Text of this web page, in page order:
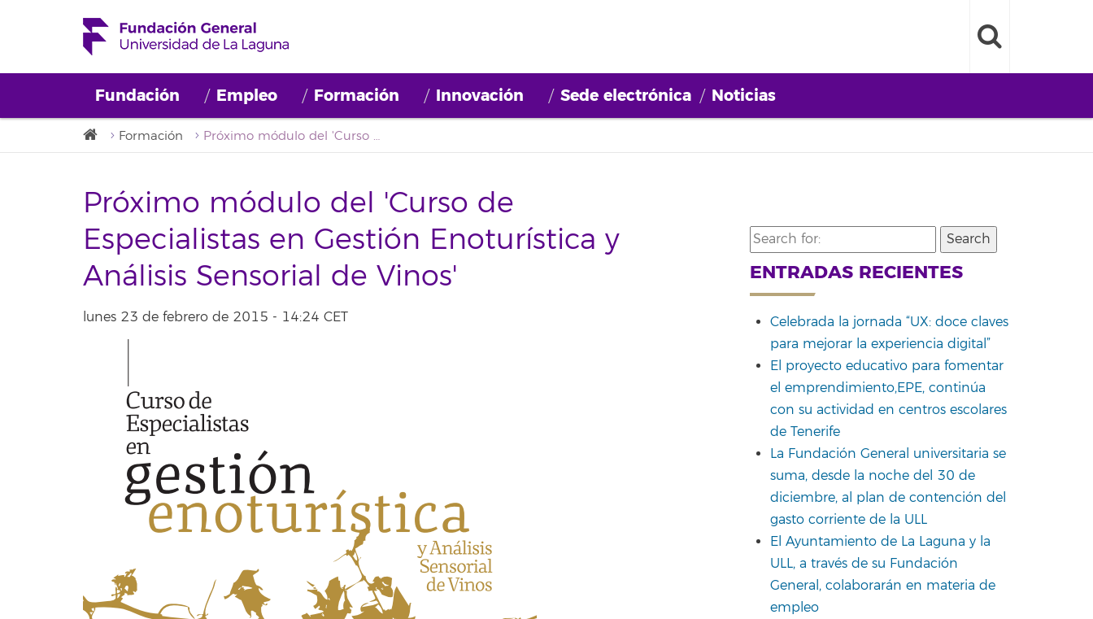
Fundación Empleo Formación Innovación Sede electrónica Noticias
Formación Próximo módulo del 'Curso de Especialistas en Gestión Enoturística y Análisis Sensorial de Vinos'
Próximo módulo del 'Curso de
Especialistas en Gestión Enoturística y
Análisis Sensorial de Vinos'
lunes 23 de febrero de 2015 - 14:24 CET
Search
for:
ENTRADAS RECIENTES
Celebrada la jornada “UX: doce claves
para mejorar la experiencia digital”
El proyecto educativo para fomentar
el emprendimiento,EPE, continúa
con su actividad en centros escolares
de Tenerife
La Fundación General universitaria se
suma, desde la noche del 30 de
diciembre, al plan de contención del
gasto corriente de la ULL
El Ayuntamiento de La Laguna y la
ULL, a través de su Fundación
General, colaborarán en materia de
empleo